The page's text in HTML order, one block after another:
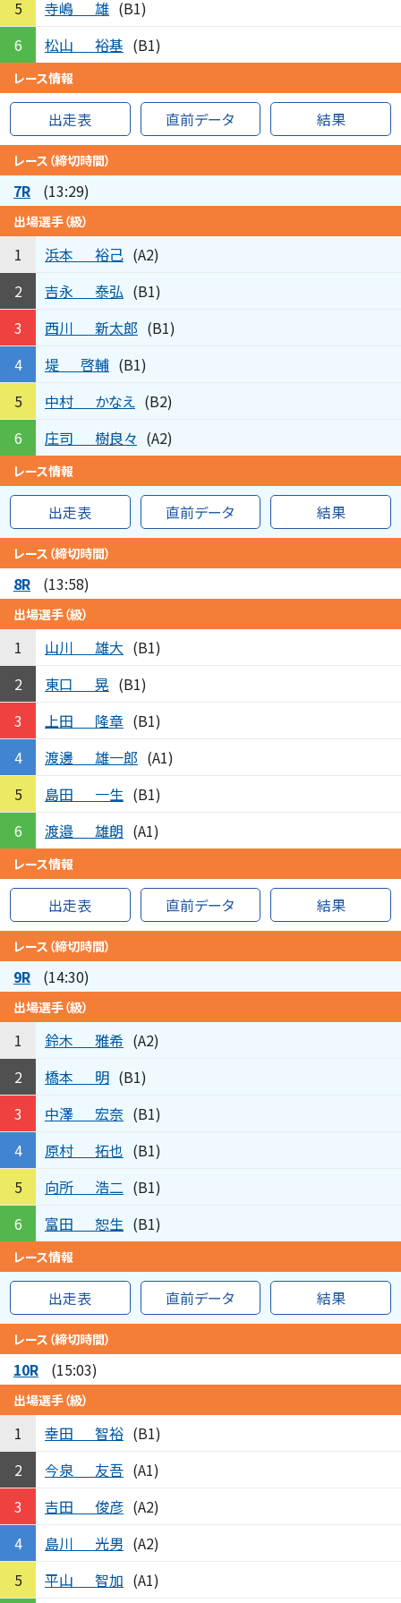
5 寺嶋 雄 (B1)
6
松山 裕基 (B1)
レース情報
出走表 直前データ 結果
レース（締切時間）
7R (13:29)
出場選手（級）
1 浜本 裕己 (A2)
2
吉永 泰弘 (B1)
3
西川 新太郎 (B1)
4
堤 啓輔 (B1)
5
中村 かなえ (B2)
6
庄司 樹良々 (A2)
レース情報
出走表 直前データ 結果
レース（締切時間）
8R (13:58)
出場選手（級）
1 山川 雄大 (B1)
2
東口 晃 (B1)
3
上田 隆章 (B1)
4
渡邊 雄一郎 (A1)
5
島田 一生 (B1)
6
渡邉 雄朗 (A1)
レース情報
出走表 直前データ 結果
レース（締切時間）
9R (14:30)
出場選手（級）
1 鈴木 雅希 (A2)
2
橋本 明 (B1)
3
中澤 宏奈 (B1)
4
原村 拓也 (B1)
5
向所 浩二 (B1)
6
富田 恕生 (B1)
レース情報
出走表 直前データ 結果
レース（締切時間）
10R (15:03)
出場選手（級）
1 幸田 智裕 (B1)
2
今泉 友吾 (A1)
3
吉田 俊彦 (A2)
4
島川 光男 (A2)
5
平山 智加 (A1)